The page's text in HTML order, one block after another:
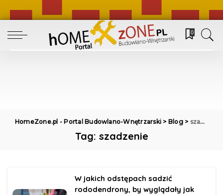
0
HomeZone.pl - Portal Budowlano-Wnętrzarski > Blog> szadzenie
Tag: szadzenie
W jakich odstępach sadzić
rododendrony, by wyglądały jak